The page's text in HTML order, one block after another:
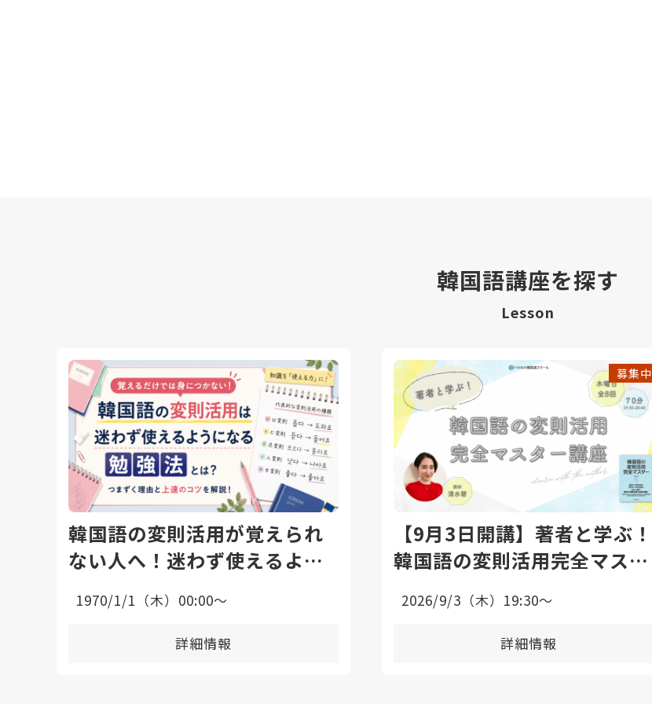
韓国語講座を探す
Lesson
韓国語の変則活用が覚えられ
ない人へ！迷わず使えるよう
1970/1/1（木）00:00〜
詳細情報
募集中
【9月3日開講】著者と学ぶ！
韓国語の変則活用完全マスタ
2026/9/3（木）19:30〜
詳細情報